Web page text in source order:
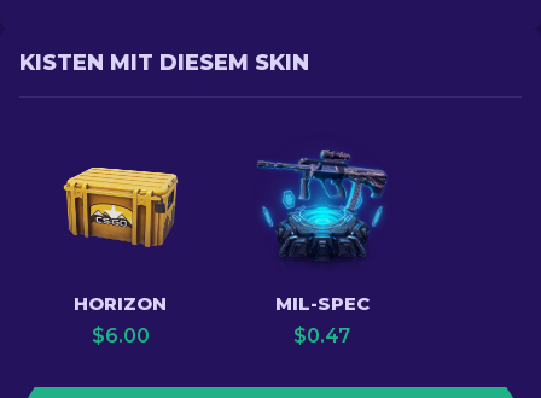
KISTEN MIT DIESEM SKIN
HORIZON
$6.00
MIL-SPEC
$0.47